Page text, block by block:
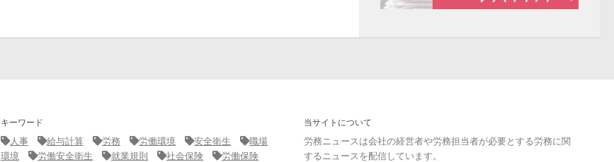
キーワード
人事
給与計算 労務 労働環境 安全衛生
職場
環境
労働安全衛生 就業規則 社会保険
労働保険
当サイトについて
労務ニュースは会社の経営者や労務担当者が必要とする労務に関
するニュースを配信しています。